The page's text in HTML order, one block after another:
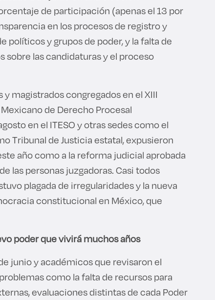
de participación (apenas el 13 por
en los procesos de registro y
políticos y grupos de poder, y la falta de
las candidaturas y el proceso
magistrados congregados en el XIII
de Derecho Procesal
en el ITESO y otras sedes como el
Tribunal de Justicia estatal, expusieron
año como a la reforma judicial aprobada
las personas juzgadoras. Casi todos
plagada de irregularidades y la nueva
constitucional en México, que
poder que vivirá muchos años
junio y académicos que revisaron el
como la falta de recursos para
evaluaciones distintas de cada Poder